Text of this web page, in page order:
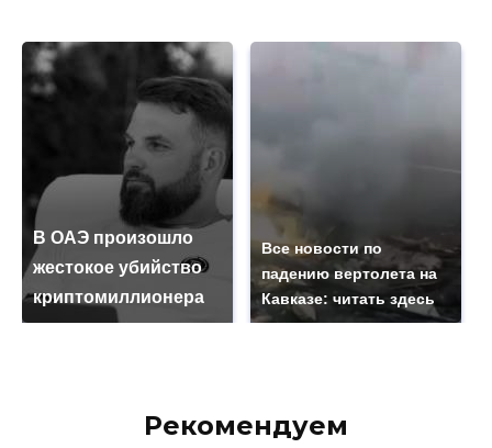
В ОАЭ произошло
жестокое убийство
криптомиллионера
Все новости по
падению вертолета на
Кавказе: читать здесь
Рекомендуем